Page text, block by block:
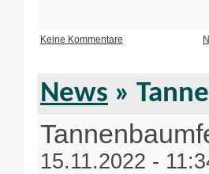
Keine Kommentare
News »
15.11.2022 -